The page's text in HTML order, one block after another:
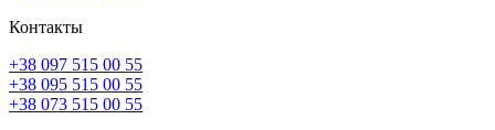
Контакты
+38 097 515 00 55
+38 095 515 00 55
+38 073 515 00 55